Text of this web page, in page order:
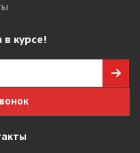
в курсе!